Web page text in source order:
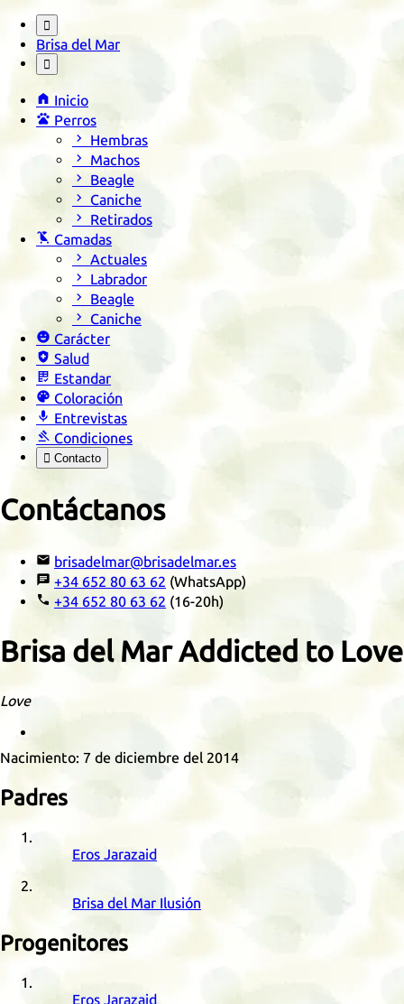

Brisa del Mar

 Inicio
 Perros
 Hembras
 Machos
 Beagle
 Caniche
 Retirados
 Camadas
 Actuales
 Labrador
 Beagle
 Caniche
 Carácter
 Salud
 Estandar
 Coloración
 Entrevistas
 Condiciones
 Contacto
Contáctanos
 brisadelmar@brisadelmar.es
 +34 652 80 63 62 (WhatsApp)
 +34 652 80 63 62 (16-20h)
Brisa del Mar Addicted to Love
Love
Nacimiento: 7 de diciembre del 2014
Padres
Eros Jarazaid
Brisa del Mar Ilusión
Progenitores
Eros Jarazaid